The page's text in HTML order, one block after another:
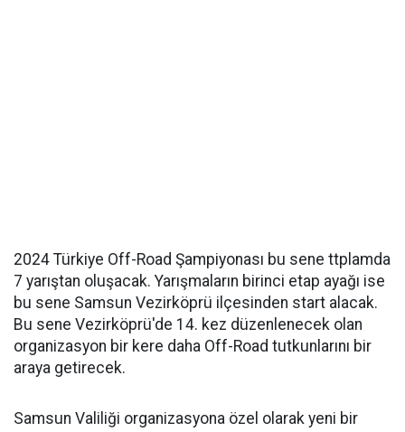
2024 Türkiye Off-Road Şampiyonası bu sene ttplamda
7 yarıştan oluşacak. Yarışmaların birinci etap ayağı ise
bu sene Samsun Vezirköprü ilçesinden start alacak.
Bu sene Vezirköprü'de 14. kez düzenlenecek olan
organizasyon bir kere daha Off-Road tutkunlarını bir
araya getirecek.
Samsun Valiliği organizasyona özel olarak yeni bir